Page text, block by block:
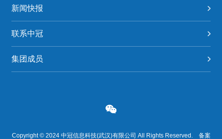
新闻快报
联系中冠
集团成员
Copyright © 2024 中冠信息科技(武汉)有限公司 All Rights Reserved. 备案